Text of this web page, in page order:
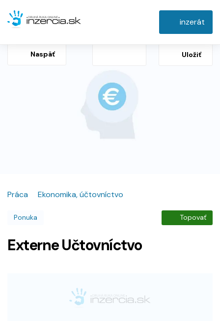
inzerát
Naspäť Uložiť
Práca Ekonomika, účtovníctvo
Ponuka Topovať
Externe Učtovníctvo